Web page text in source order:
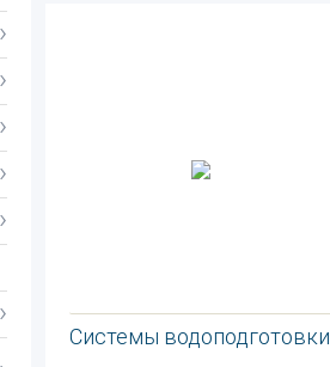
Системы водоподготовки